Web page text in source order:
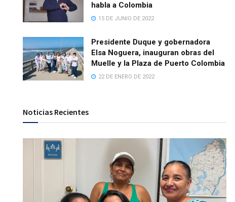
habla a Colombia
15 DE JUNIO DE 2022
Presidente Duque y gobernadora
Elsa Noguera, inauguran obras del
Muelle y la Plaza de Puerto Colombia
22 DE ENERO DE 2022
Noticias Recientes